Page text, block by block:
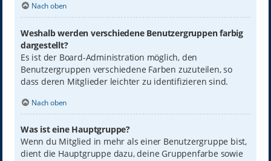
Nach oben
Weshalb werden verschiedene Benutzergruppen farbig
dargestellt?
Es ist der Board-Administration möglich, den
Benutzergruppen verschiedene Farben zuzuteilen, so
dass deren Mitglieder leichter zu identifizieren sind.
Nach oben
Was ist eine Hauptgruppe?
Wenn du Mitglied in mehr als einer Benutzergruppe bist,
dient die Hauptgruppe dazu, deine Gruppenfarbe sowie